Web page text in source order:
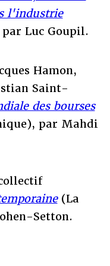
l'industrie
Luc Goupil.
Hamon,
Saint-
des bourses
par Mahdi
(La
Setton.